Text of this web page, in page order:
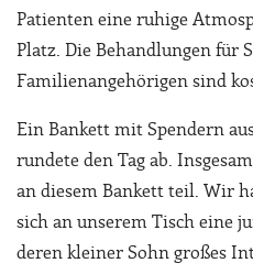
Patienten eine ruhige
Platz. Die Behandlungen für
Familienangehörigen sind
Ein Bankett mit Spendern
rundete den Tag ab.
an diesem Bankett teil. Wir
sich an unserem Tisch eine
deren kleiner Sohn großes